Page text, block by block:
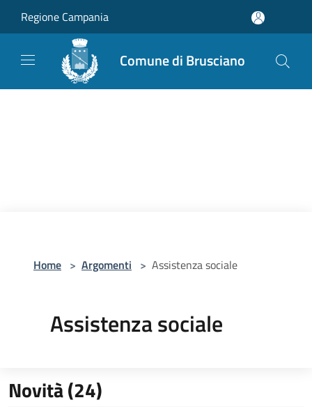
Regione Campania
Comune di Brusciano
Home > Argomenti > Assistenza sociale
Assistenza sociale
Novità (24)